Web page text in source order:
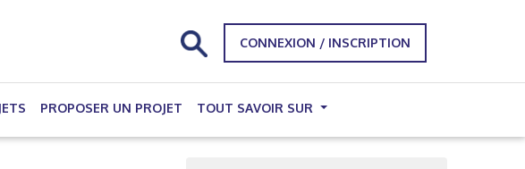
CONNEXION / INSCRIPTION
PROPOSER UN PROJET TOUT SAVOIR SUR